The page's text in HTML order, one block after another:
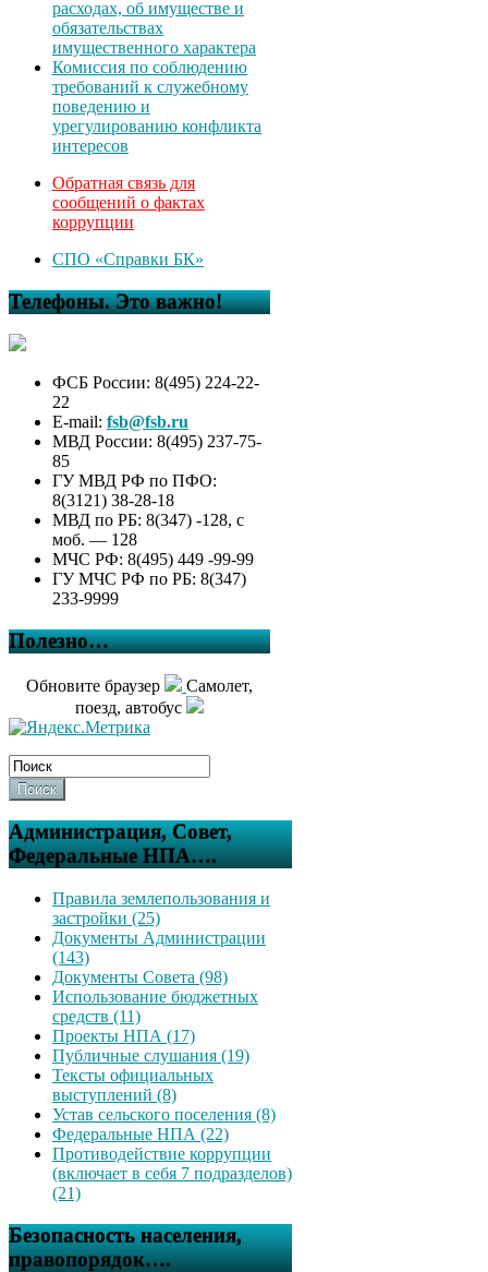
расходах, об имуществе и
обязательствах
имущественного характера
Комиссия по соблюдению
требований к служебному
поведению и
урегулированию конфликта
интересов
Обратная связь для
сообщений о фактах
коррупции
СПО «Справки БК»
Телефоны. Это важно!
ФСБ России: 8(495) 224-22-
22
E-mail: fsb@fsb.ru
МВД России: 8(495) 237-75-
85
ГУ МВД РФ по ПФО:
8(3121) 38-28-18
МВД по РБ: 8(347) -128, с
моб. — 128
МЧС РФ: 8(495) 449 -99-99
ГУ МЧС РФ по РБ: 8(347)
233-9999
Полезно…
Обновите браузер
Самолет,
поезд, автобус
Поиск
Администрация, Совет,
Федеральные НПА….
Правила землепользования и
застройки (25)
Документы Администрации
(143)
Документы Совета (98)
Использование бюджетных
средств (11)
Проекты НПА (17)
Публичные слушания (19)
Тексты официальных
выступлений (8)
Устав сельского поселения (8)
Федеральные НПА (22)
Противодействие коррупции
(включает в себя 7 подразделов)
(21)
Безопасность населения,
правопорядок….